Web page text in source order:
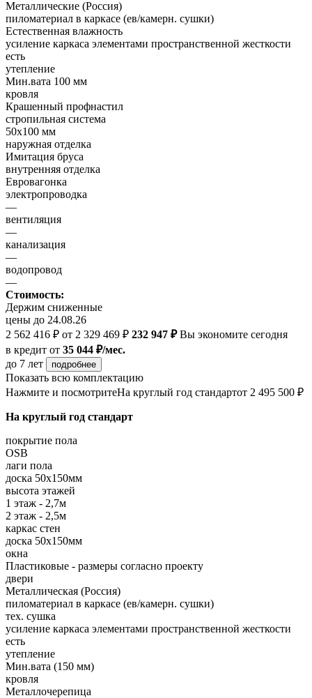
Металлические (Россия)
пиломатериал в каркасе (ев/камерн. сушки)
Естественная влажность
усиление каркаса элементами пространственной жесткости
есть
утепление
Мин.вата 100 мм
кровля
Крашенный профнастил
стропильная система
50х100 мм
наружная отделка
Имитация бруса
внутренняя отделка
Евровагонка
электропроводка
—
вентиляция
—
канализация
—
водопровод
—
Стоимость:
Держим сниженные
цены до 24.08.26
2 562 416 ₽ от 2 329 469 ₽ 232 947 ₽Вы экономите сегодня
в кредит от 35 044 ₽/мес.
до 7 лет
подробнее
Показать всю комплектацию
Нажмите и посмотритеНа круглый год стандартот 2 495 500 ₽
На круглый год стандарт
покрытие пола
OSB
лаги пола
доска 50х150мм
высота этажей
1 этаж - 2,7м
2 этаж - 2,5м
каркас стен
доска 50х150мм
окна
Пластиковые - размеры согласно проекту
двери
Металлическая (Россия)
пиломатериал в каркасе (ев/камерн. сушки)
тех. сушка
усиление каркаса элементами пространственной жесткости
есть
утепление
Мин.вата (150 мм)
кровля
Металлочерепица